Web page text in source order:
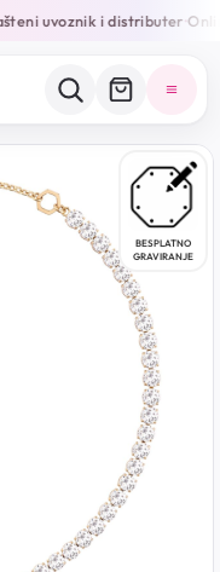
uvoznik i distributer•
BESPLATNO
GRAVIRANJE